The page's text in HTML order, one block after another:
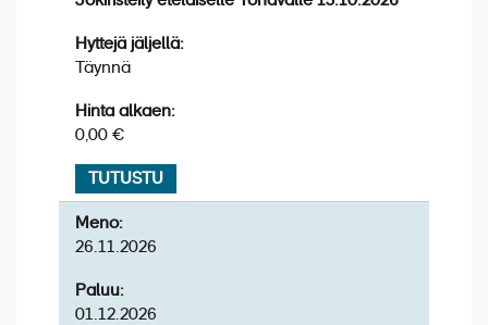
Vinkki:
Matkan hintaan sisältyvä retki: Regensburg kävellen
(n. 2h)
Tonavan rannasta Unescon maailmanperintölistalla
olevaan vanhaankaupunkiin, jonka keskiaikainen
Hyttejä jäljellä:
Täynnä
Hinta alkaen:
0,00 €
TUTUSTU
Meno:
26.11.2026
Paluu:
01.12.2026